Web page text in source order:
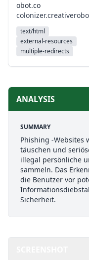
obot.co
text/html
external-resources
multiple-redirects
ANALYSIS
SUMMARY
Phishing -Websites
täuschen und
illegal persönliche
sammeln. Das
die Benutzer vor
Sicherheit.